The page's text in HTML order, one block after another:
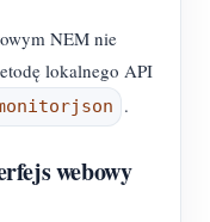
NEM nie
lokalnego API
.
webowy